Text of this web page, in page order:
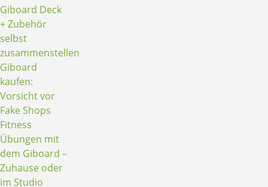
Giboard Deck
+ Zubehör
selbst
zusammenstellen
Giboard
kaufen:
Vorsicht vor
Fake Shops
Fitness
Übungen mit
dem Giboard –
Zuhause oder
im Studio